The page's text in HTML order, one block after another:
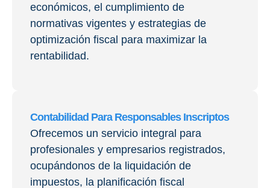
económicos, el cumplimiento de
normativas vigentes y estrategias de
optimización fiscal para maximizar la
rentabilidad.
Contabilidad Para Responsables Inscriptos
Ofrecemos un servicio integral para
profesionales y empresarios registrados,
ocupándonos de la liquidación de
impuestos, la planificación fiscal